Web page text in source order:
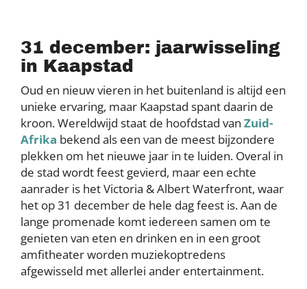
31 december: jaarwisseling
in Kaapstad
Oud en nieuw vieren in het buitenland is altijd een
unieke ervaring, maar Kaapstad spant daarin de
kroon. Wereldwijd staat de hoofdstad van Zuid-
Afrika bekend als een van de meest bijzondere
plekken om het nieuwe jaar in te luiden. Overal in
de stad wordt feest gevierd, maar een echte
aanrader is het Victoria & Albert Waterfront, waar
het op 31 december de hele dag feest is. Aan de
lange promenade komt iedereen samen om te
genieten van eten en drinken en in een groot
amfitheater worden muziekoptredens
afgewisseld met allerlei ander entertainment.